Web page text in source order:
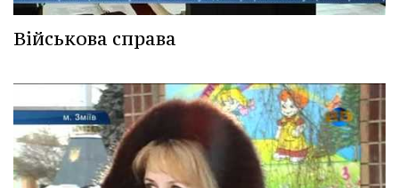
Військова справа